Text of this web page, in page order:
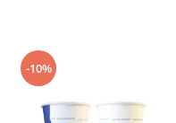
-10%